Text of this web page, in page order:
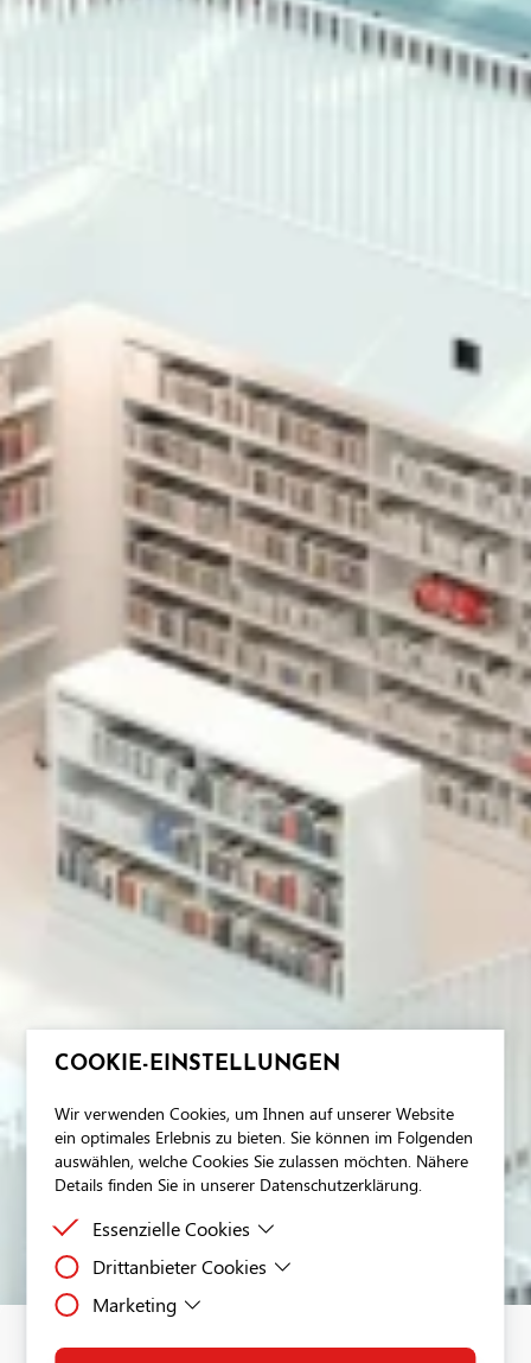
COOKIE-EINSTELLUNGEN
Wir verwenden Cookies, um Ihnen auf unserer Website
ein optimales Erlebnis zu bieten. Sie können im Folgenden
auswählen, welche Cookies Sie zulassen möchten. Nähere
Details finden Sie in unserer Datenschutzerklärung.
Essenzielle Cookies
Essenzielle Cookies sind Cookies, welche für die
werden.
Drittanbieter Cookies
Drittanbieter Cookies sind Cookies, die Drittanbieter-
ermöglichen.
Marketing
Dies ist ein Tag-Management-System. Über den Google Tag